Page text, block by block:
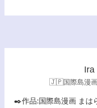
Ira
🇯🇵国際島漫
✒️作品:国際島漫画 まは